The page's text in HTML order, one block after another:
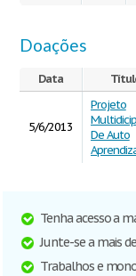
Doações
Data
5/6/2013
Projeto
De Auto
Tenha acesso a
Junte-se a mais
Trabalhos e